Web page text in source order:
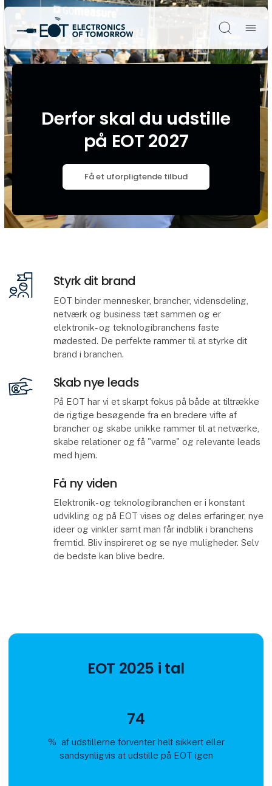
Søg
Derfor skal du udstille
på EOT 2027
Få et uforpligtende tilbud
Styrk dit brand
EOT binder mennesker, brancher, vidensdeling,
netværk og business tæt sammen og er
elektronik- og teknologibranchens faste
mødested. De perfekte rammer til at styrke dit
brand i branchen.
Skab nye leads
På EOT har vi et skarpt fokus på både at tiltrække
de rigtige besøgende fra en bredere vifte af
brancher og skabe unikke rammer til at netværke,
skabe relationer og få "varme" og relevante leads
med hjem.
Få ny viden
Elektronik- og teknologibranchen er i konstant
udvikling og på EOT vises og deles erfaringer, nye
ideer og vinkler samt man får indblik i branchens
fremtid. Bliv inspireret og se nye muligheder. Selv
de bedste kan blive bedre.
EOT 2025 i tal
74
% af udstillerne forventer helt sikkert eller
sandsynligvis at udstille på EOT igen